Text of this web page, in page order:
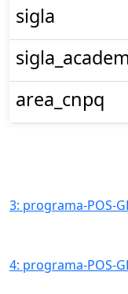
sigla
area_cnpq